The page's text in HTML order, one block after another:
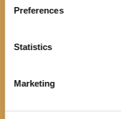
Preferences
Statistics
Marketing